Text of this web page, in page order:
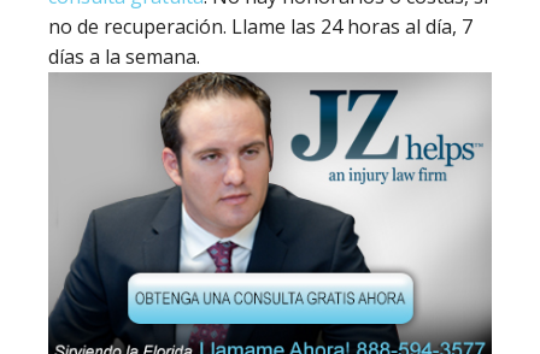
no de recuperación. Llame las 24 horas al día, 7
días a la semana.